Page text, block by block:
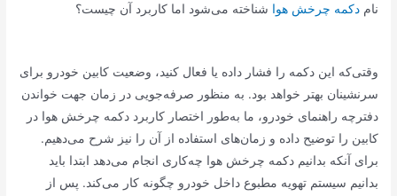
نام دکمه چرخش هوا شناخته می‌شود اما کاربرد آن چیست؟
وقتی‌که این دکمه را فشار داده یا فعال کنید، وضعیت کابین خودرو برای
سرنشینان بهتر خواهد بود. به منظور صرفه‌جویی در زمان جهت خواندن
دفترچه راهنمای خودرو، ما به‌طور اختصار کاربرد دکمه چرخش هوا در
کابین را توضیح داده و زمان‌های استفاده از آن را نیز شرح می‌دهیم.
برای آنکه بدانیم دکمه چرخش هوا چه‌کاری انجام می‌دهد ابتدا باید
بدانیم سیستم تهویه مطبوع داخل خودرو چگونه کار می‌کند. پس از